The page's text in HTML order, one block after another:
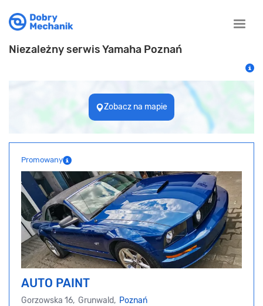
Toggle
Niezależny serwis Yamaha Poznań
Zobacz na mapie
Promowany
AUTO PAINT
Gorzowska 16, Grunwald, Poznań